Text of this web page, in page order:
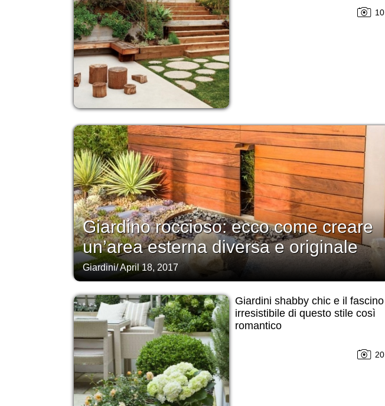
10
Giardino roccioso: ecco come creare
un’area esterna diversa e originale
Giardini/April 18, 2017
Giardini shabby chic e il fascino
irresistibile di questo stile così
romantico
20